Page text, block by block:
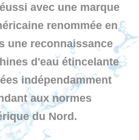
avec une marque
renommée en
une reconnaissance
d'eau étincelante
indépendamment
aux normes
du Nord.